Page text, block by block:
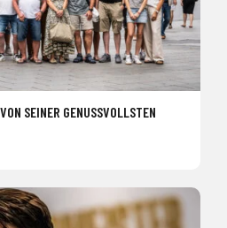
SEINER GENUSSVOLLSTEN